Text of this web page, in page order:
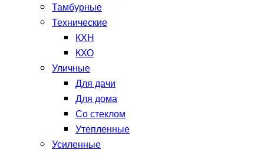
Тамбурные
Технические
КХН
КХО
Уличные
Для дачи
Для дома
Со стеклом
Утепленные
Усиленные